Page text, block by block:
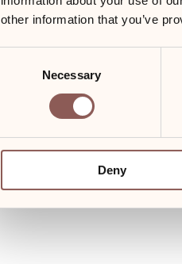
other information that you’ve
Necessary
Deny